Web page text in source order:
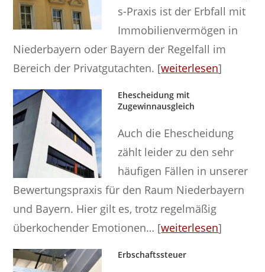
s-Praxis ist der Erbfall mit
Immobilienvermögen in
Niederbayern oder Bayern der Regelfall im
Bereich der Privatgutachten. [weiterlesen]
Ehescheidung mit
Zugewinnausgleich
Auch die Ehescheidung
zählt leider zu den sehr
häufigen Fällen in unserer
Bewertungspraxis für den Raum Niederbayern
und Bayern. Hier gilt es, trotz regelmäßig
überkochender Emotionen… [weiterlesen]
Erbschaftssteuer